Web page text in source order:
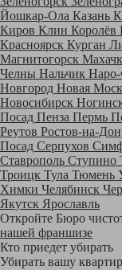
Йошкар-Ола Казань
Киров Клин Королёв
Красноярск Курган
Магнитогорск
Челны Нальчик
Новгород Новая
Новосибирск
Посад Пенза Пермь
Реутов Ростов-на-
Посад Серпухов
Ставрополь Ступино
Троицк Тула Тюмень
Химки Челябинск
Якутск Ярославль
Откройте Бюро
нашей франшизе
Кто приедет убирать
Убирать вашу